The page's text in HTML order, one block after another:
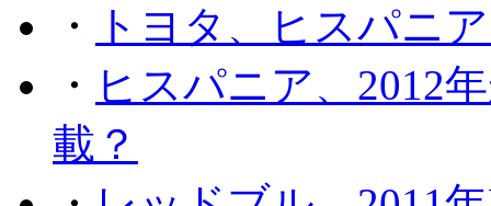
・
トヨタ、ヒスパニ
・ ヒスパニア、2012
載？